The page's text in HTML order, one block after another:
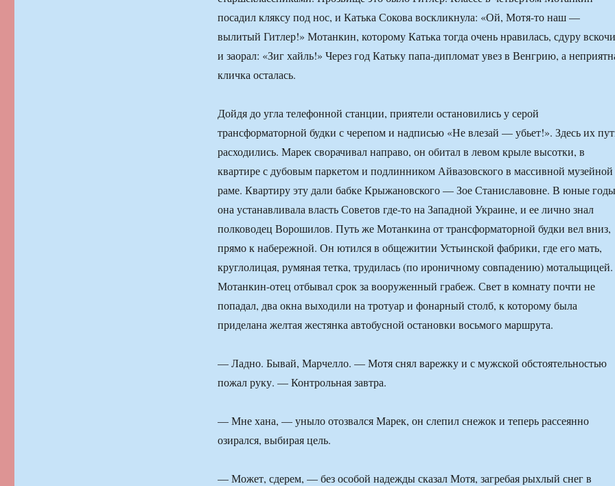
посадил кляксу под нос, и Катька Сокова воскликнула: «Ой, Мотя-то наш —
вылитый Гитлер!» Мотанкин, которому Катька тогда очень нравилась, сдуру
и заорал: «Зиг хайль!» Через год Катьку папа-дипломат увез в Венгрию, а
кличка осталась.
Дойдя до угла телефонной станции, приятели остановились у серой
трансформаторной будки с черепом и надписью «Не влезай — убьет!». Здесь их
расходились. Марек сворачивал направо, он обитал в левом крыле высотки, в
квартире с дубовым паркетом и подлинником Айвазовского в массивной музейной
раме. Квартиру эту дали бабке Крыжановского — Зое Станиславовне. В юные годы
она устанавливала власть Советов где-то на Западной Украине, и ее лично знал
полководец Ворошилов. Путь же Мотанкина от трансформаторной будки вел вниз,
прямо к набережной. Он ютился в общежитии Устьинской фабрики, где его мать,
круглолицая, румяная тетка, трудилась (по ироничному совпадению) мотальщицей.
Мотанкин-отец отбывал срок за вооруженный грабеж. Свет в комнату почти не
попадал, два окна выходили на тротуар и фонарный столб, к которому была
приделана желтая жестянка автобусной остановки восьмого маршрута.
— Ладно. Бывай, Марчелло. — Мотя снял варежку и с мужской обстоятельностью
пожал руку. — Контрольная завтра.
— Мне хана, — уныло отозвался Марек, он слепил снежок и теперь рассеянно
озирался, выбирая цель.
— Может, сдерем, — без особой надежды сказал Мотя, загребая рыхлый снег в